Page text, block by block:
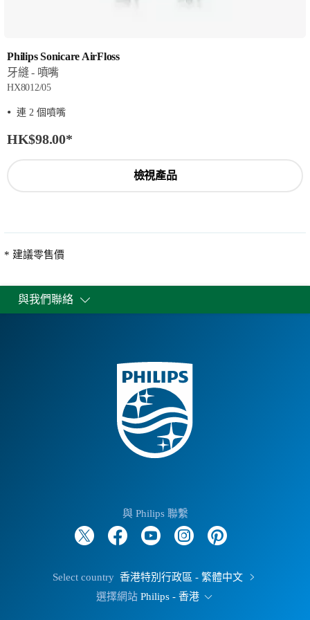
Philips Sonicare AirFloss
牙縫 - 噴嘴
HX8012/05
連 2 個噴嘴
HK$98.00*
檢視產品
* 建議零售價
與我們聯絡
與 Philips 聯繫
Select country 香港特別行政區 - 繁體中文
選擇網站 Philips - 香港